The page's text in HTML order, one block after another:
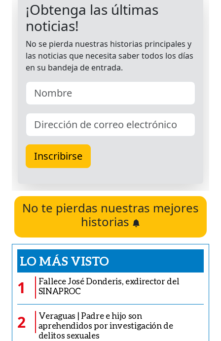
No te pierdas nuestras mejores
historias
LO MÁS VISTO
1
Fallece José Donderis, exdirector del
SINAPROC
2
Veraguas | Padre e hijo son
aprehendidos por investigación de
delitos sexuales